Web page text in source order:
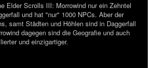
Elder Scrolls III: Morrowind nur ein Zehntel
und hat "nur" 1000 NPCs. Aber der
samt Städten und Höhlen sind in Daggerfall
dagegen sind die Geografie und auch
und einzigartiger.